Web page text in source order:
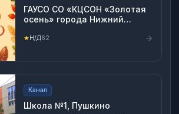
ГАУСО СО «КЦСОН «Золотая
осень» города Нижний
★Н/Д62
Канал
Школа №1, Пушкино